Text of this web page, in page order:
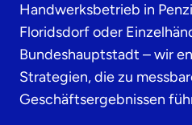
Handwerksbetrieb in
Floridsdorf oder
Bundeshauptstadt – wir
Strategien, die zu
Geschäftsergebnissen